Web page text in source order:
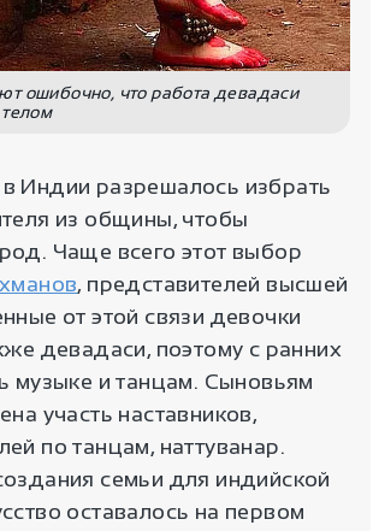
ошибочно, что работа девадаси
Индии разрешалось избрать
из общины, чтобы
Чаще всего этот выбор
, представителей высшей
от этой связи девочки
девадаси, поэтому с ранних
музыке и танцам. Сыновьям
участь наставников,
по танцам, наттуванар.
семьи для индийской
оставалось на первом